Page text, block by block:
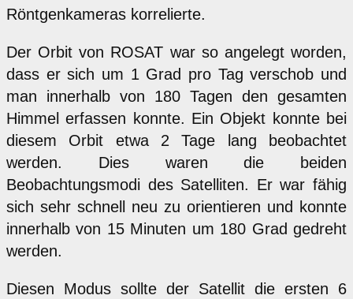
Röntgenkameras korrelierte.
Der Orbit von ROSAT war so angelegt worden,
dass er sich um 1 Grad pro Tag verschob und
man innerhalb von 180 Tagen den gesamten
Himmel erfassen konnte. Ein Objekt konnte bei
diesem Orbit etwa 2 Tage lang beobachtet
werden. Dies waren die beiden
Beobachtungsmodi des Satelliten. Er war fähig
sich sehr schnell neu zu orientieren und konnte
innerhalb von 15 Minuten um 180 Grad gedreht
werden.
Diesen Modus sollte der Satellit die ersten 6